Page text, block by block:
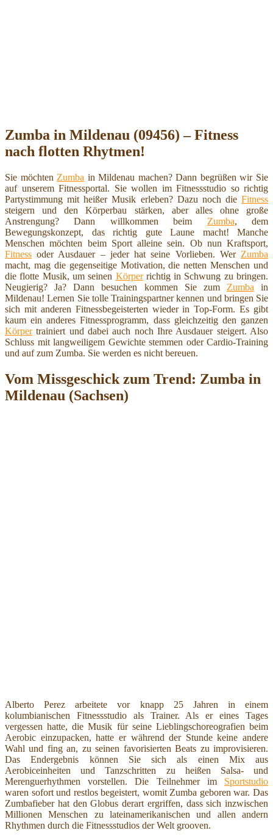
Zumba in Mildenau (09456) – Fitness
nach flotten Rhytmen!
Sie möchten Zumba in Mildenau machen? Dann begrüßen wir Sie
auf unserem Fitnessportal. Sie wollen im Fitnessstudio so richtig
Partystimmung mit heißer Musik erleben? Dazu noch die Fitness
steigern und den Körperbau stärken, aber alles ohne große
Anstrengung? Dann willkommen beim Zumba, dem
Bewegungskonzept, das richtig gute Laune macht! Manche
Menschen möchten beim Sport alleine sein. Ob nun Kraftsport,
Fitness oder Ausdauer – jeder hat seine Vorlieben. Wer Zumba
macht, mag die gegenseitige Motivation, die netten Menschen und
die flotte Musik, um seinen Körperrichtig in Schwung zu bringen.
Neugierig? Ja? Dann besuchen kommen Sie zum Zumba in
Mildenau! Lernen Sie tolle Trainingspartner kennen und bringen Sie
sich mit anderen Fitnessbegeisterten wieder in Top-Form. Es gibt
kaum ein anderes Fitnessprogramm, dass gleichzeitig den ganzen
Körpertrainiert und dabei auch noch Ihre Ausdauer steigert. Also
Schluss mit langweiligem Gewichte stemmen oder Cardio-Training
und auf zum Zumba. Sie werden es nicht bereuen.
Vom Missgeschick zum Trend: Zumba in
Mildenau (Sachsen)
Alberto Perez arbeitete vor knapp 25 Jahren in einem
kolumbianischen Fitnessstudio als Trainer. Als er eines Tages
vergessen hatte, die Musik für seine Lieblingschoreografien beim
Aerobic einzupacken, hatte er während der Stunde keine andere
Wahl und fing an, zu seinen favorisierten Beats zu improvisieren.
Das Endergebnis können Sie sich als einen Mix aus
Aerobiceinheiten und Tanzschritten zu heißen Salsa- und
Merenguerhythmen vorstellen. Die Teilnehmer im Sportstudio
waren sofort und restlos begeistert, womit Zumba geboren war. Das
Zumbafieber hat den Globus derart ergriffen, dass sich inzwischen
Millionen Menschen zu lateinamerikanischen und allen andern
Rhythmen durch die Fitnessstudios der Welt grooven.